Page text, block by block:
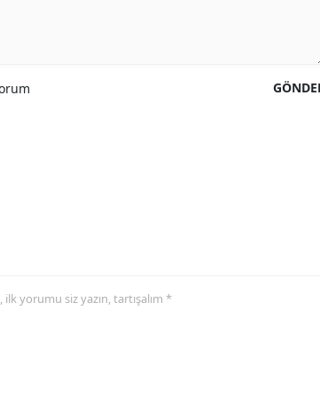
yorumu siz yazın, tartışalım *